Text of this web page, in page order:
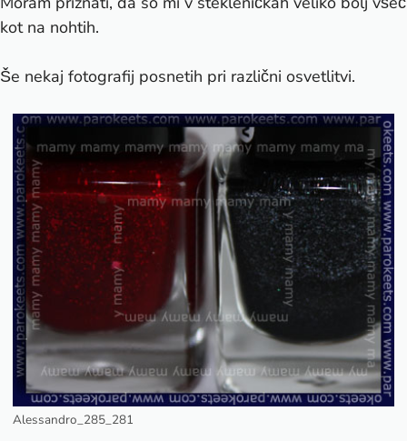
kot na nohtih.
Še nekaj fotografij posnetih pri različni osvetlitvi.
Alessandro_285_281